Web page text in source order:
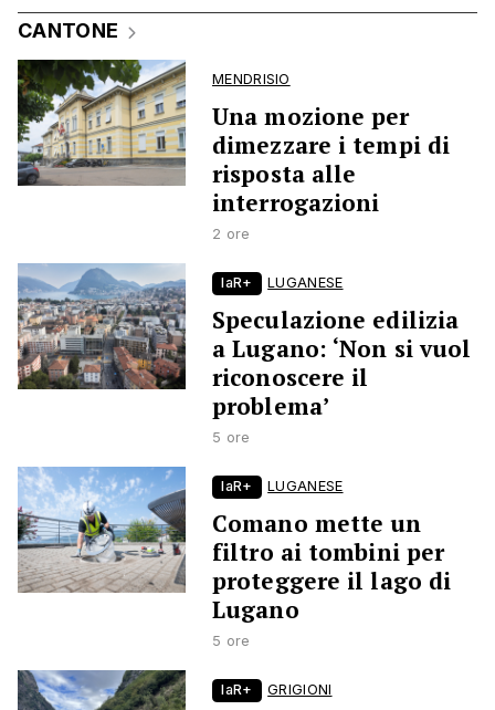
CANTONE
MENDRISIO
Una mozione per
dimezzare i tempi di
risposta alle
interrogazioni
2 ore
laR+ LUGANESE
Speculazione edilizia
a Lugano: ‘Non si vuol
riconoscere il
problema’
5 ore
laR+ LUGANESE
Comano mette un
filtro ai tombini per
proteggere il lago di
Lugano
5 ore
laR+ GRIGIONI